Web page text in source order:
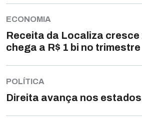
ECONOMIA
Receita da Localiza cresce
chega a R$ 1 bi no trimestre
POLÍTICA
Direita avança nos estados